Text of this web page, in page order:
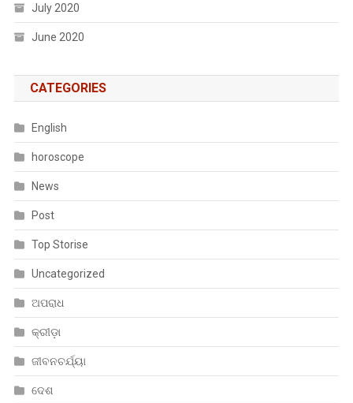
July 2020
June 2020
CATEGORIES
English
horoscope
News
Post
Top Storise
Uncategorized
ଅପରାଧ
କ୍ରୀଡ଼ା
ଜୀବନଚର୍ଯ୍ୟା
ଦେଶ